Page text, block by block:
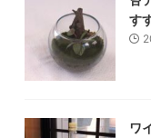
す
ワ